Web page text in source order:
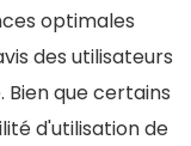
optimales
des utilisateurs
que certains
d'utilisation de